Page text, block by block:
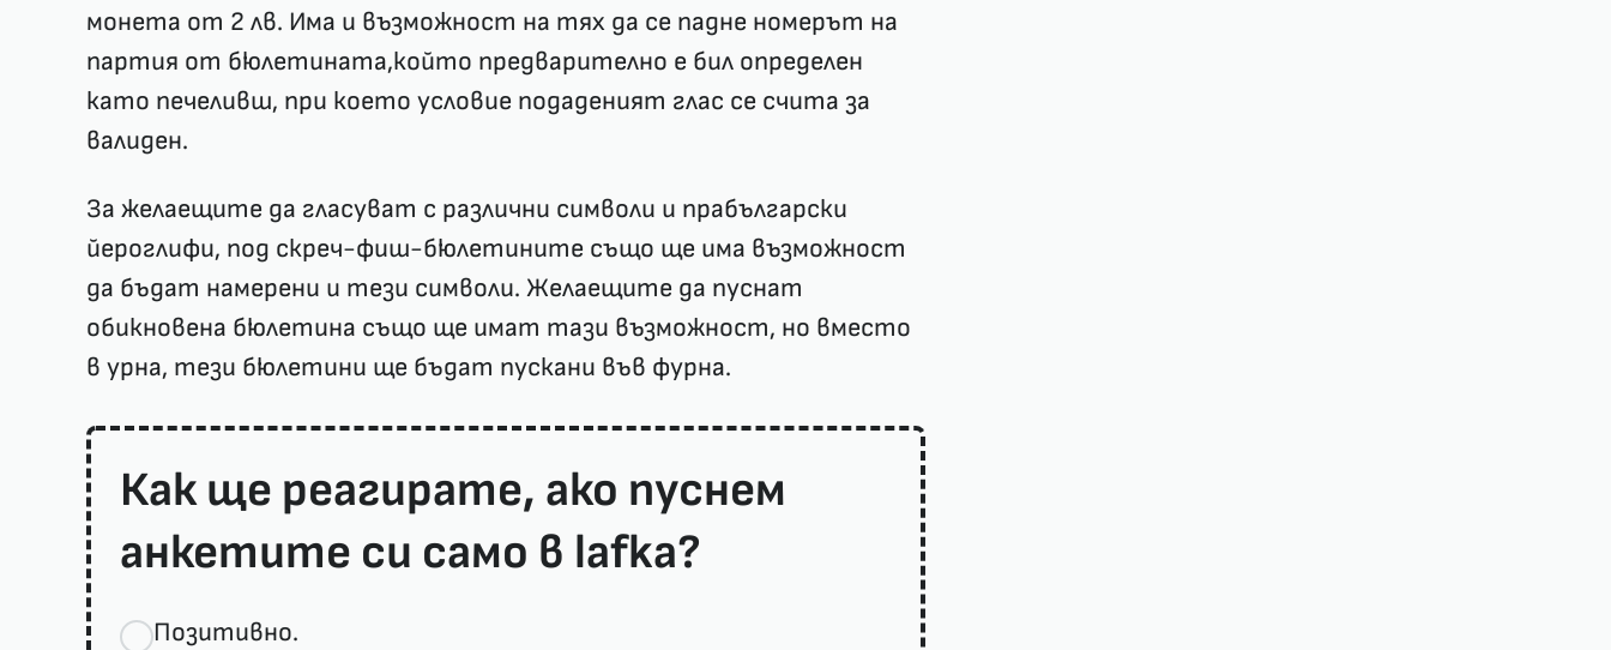
монета от 2 лв. Има и възможност на тях да се падне номерът на
партия от бюлетината,който предварително е бил определен
като печеливш, при което условие подаденият глас се счита за
валиден.
За желаещите да гласуват с различни символи и прабългарски
йероглифи, под скреч-фиш-бюлетините също ще има възможност
да бъдат намерени и тези символи. Желаещите да пуснат
обикновена бюлетина също ще имат тази възможност, но вместо
в урна, тези бюлетини ще бъдат пускани във фурна.
Как ще реагирате, ако пуснем
анкетите си само в lafka?
Позитивно.